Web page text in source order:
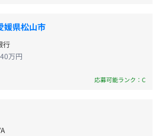
り）
独自戦略で介護業界の先端を
パニーとして成長しています。
媛県松山市
行
万円
応募可能ランク：C